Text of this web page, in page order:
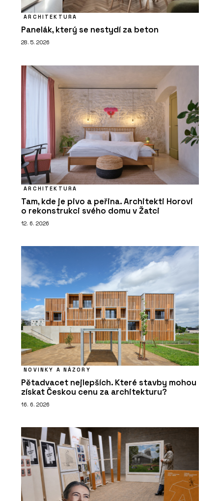
ARCHITEKTURA
Panelák, který se nestydí za beton
28. 5. 2026
ARCHITEKTURA
Tam, kde je pivo a peřina. Architekti Horovi
o rekonstrukci svého domu v Žatci
12. 6. 2026
NOVINKY A NÁZORY
Pětadvacet nejlepších. Které stavby mohou
získat Českou cenu za architekturu?
16. 6. 2026